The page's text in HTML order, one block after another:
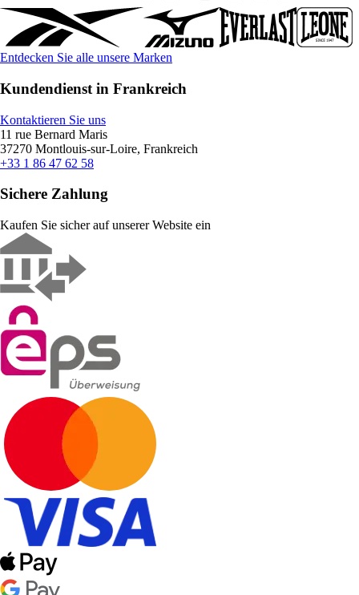
Entdecken Sie alle unsere Marken
Kundendienst in Frankreich
Kontaktieren Sie uns
11 rue Bernard Maris
37270 Montlouis-sur-Loire, Frankreich
+33 1 86 47 62 58
Sichere Zahlung
Kaufen Sie sicher auf unserer Website ein